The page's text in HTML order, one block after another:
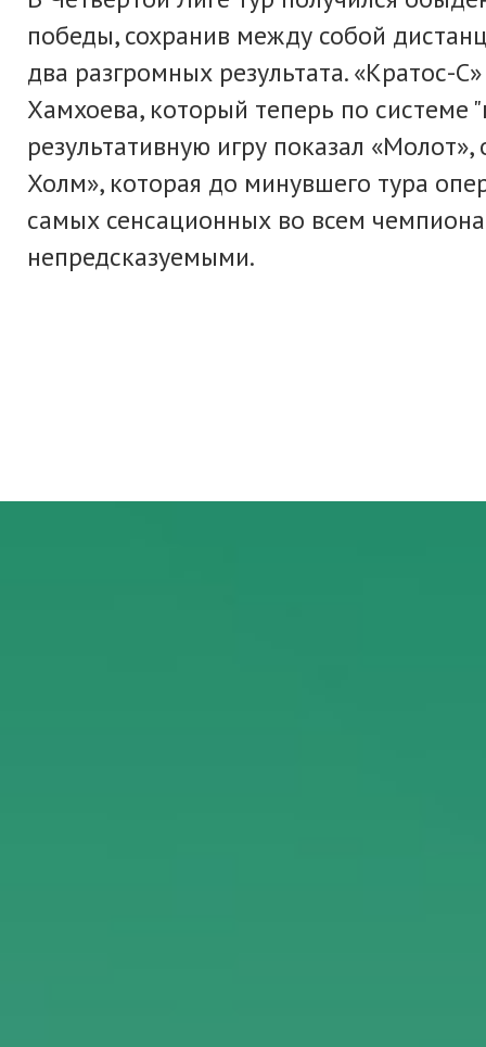
победы, сохранив между собой
два разгромных результата. «Кратос-
Хамхоева, который теперь по системе
результативную игру показал
Холм», которая до минувшего тура
самых сенсационных во всем
непредсказуемыми.